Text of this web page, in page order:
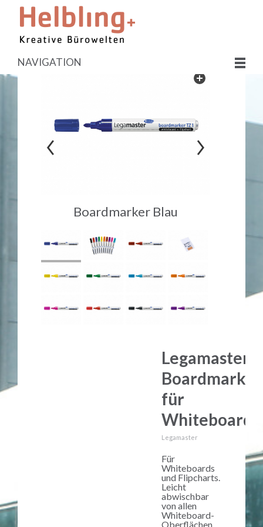
NAVIGATION
Boardmarker Blau
Legamaster
Boardmarker
für
Whiteboards
Legamaster
Für
Whiteboards
und Flipcharts.
Leicht
abwischbar
von allen
Whiteboard-
Oberflächen.